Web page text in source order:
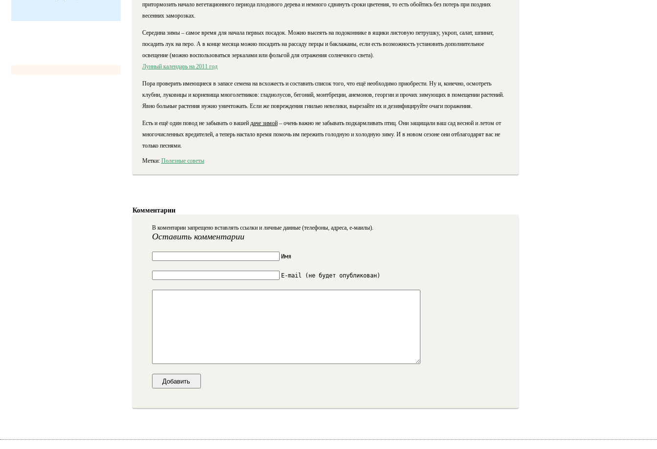
притормозить начало вегетационного периода плодового дерева и немного сдвинуть сроки цветения, то есть обойтись без потерь при поздних
весенних заморозках.
Середина зимы – самое время для начала первых посадок. Можно высеять на подоконнике в ящики листовую петрушку, укроп, салат, шпинат,
посадить лук на перо. А в конце месяца можно посадить на рассаду перцы и баклажаны, если есть возможность установить дополнительное
освещение (можно воспользоваться зеркалами или фольгой для отражения солнечного света).
Лунный календарь на 2011 год
Пора проверить имеющиеся в запасе семена на всхожесть и составить список того, что ещё необходимо приобрести. Ну и, конечно, осмотреть
клубни, луковицы и корневища многолетников: гладиолусов, бегоний, монтбреции, анемонов, георгин и прочих зимующих в помещении растений.
Явно больные растения нужно уничтожать. Если же повреждения гнилью невелики, вырезайте их и дезинфицируйте очаги поражения.
Есть и ещё один повод не забывать о вашей даче зимой– очень важно не забывать подкармливать птиц. Они защищали ваш сад весной и летом от
многочисленных вредителей, а теперь настало время помочь им пережить голодную и холодную зиму. И в новом сезоне они отблагодарят вас не
только песнями.
Метки: Полезные советы
Комментарии
В коментарии запрещено вставлять ссылки и личные данные (телефоны, адреса, е-маилы).
Оставить комментарии
Имя
E-mail (не будет опубликован)